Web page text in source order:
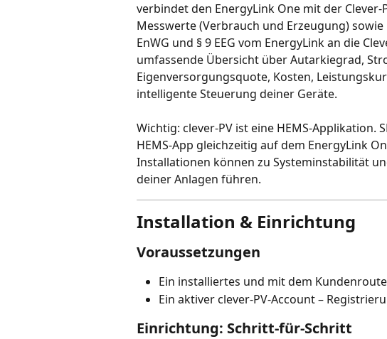
verbindet den EnergyLink One mit der
Messwerte (Verbrauch und Erzeugung)
EnWG und § 9 EEG vom EnergyLink an die
umfassende Übersicht über Autarkiegrad,
Eigenversorgungsquote, Kosten,
intelligente Steuerung deiner Geräte.
Wichtig: clever-PV ist eine HEMS-Applikation.
HEMS-App gleichzeitig auf dem EnergyLink
Installationen können zu Systeminstabilität
deiner Anlagen führen.
Installation & Einrichtung
Voraussetzungen
Ein installiertes und mit dem
Ein aktiver clever-PV-Account –
Einrichtung: Schritt-für-Schritt